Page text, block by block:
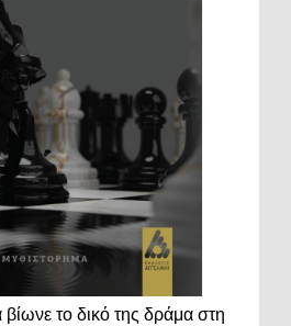
βίωνε το δικό της δράμα στη